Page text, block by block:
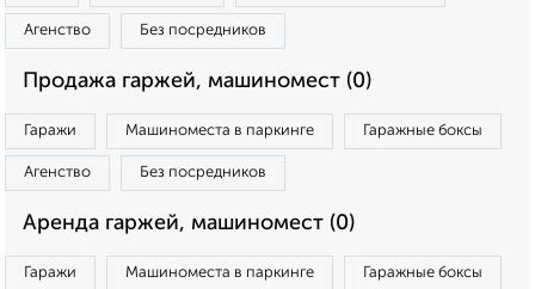
Агенство Без посредников
Продажа гаржей, машиномест (0)
Гаражи Машиноместа в паркинге Гаражные боксы
Агенство Без посредников
Аренда гаржей, машиномест (0)
Гаражи Машиноместа в паркинге Гаражные боксы